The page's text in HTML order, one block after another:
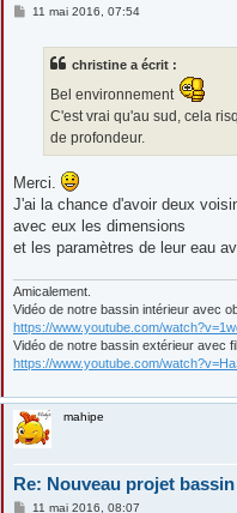
M11 mai 2016, 07:54
christine a écrit :
Bel environnement
C'est vrai qu'au sud, cela
de profondeur.
Merci.
J'ai la chance d'avoir deux
avec eux les dimensions
et les paramètres de leur eau
Amicalement.
Vidéo de notre bassin intérieur avec
https://www.youtube.com/
Vidéo de notre bassin extérieur avec
https://www.youtube.com/
mahipe
Re: Nouveau projet
M11 mai 2016, 08:07